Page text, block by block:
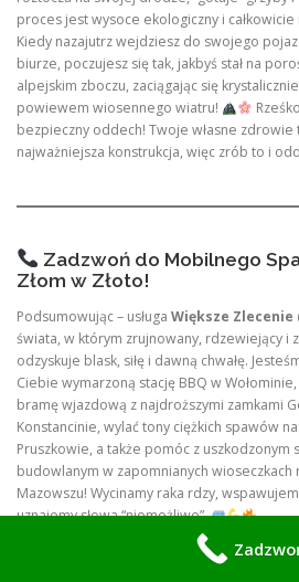
proces jest wysoce ekologiczny i
Kiedy nazajutrz wejdziesz do swojego
biurze, poczujesz się tak, jakbyś stał na
alpejskim zboczu, zaciągając się
powiewem wiosennego wiatru!
bezpieczny oddech! Twoje własne
najważniejsza konstrukcja, więc zrób to i
Zadzwoń do Mobilnego
Złom w Złoto!
Podsumowując – usługa Większe Zlecenie
świata, w którym zrujnowany, rdzewiejący i
odzyskuje blask, siłę i dawną chwałę.
Ciebie wymarzoną stację BBQ w
bramę wjazdową z najdroższymi zamkami
Konstancinie, wylać tony ciężkich spawów
Pruszkowie, a także pomóc z uszkodzonym
budowlanym w zapomnianych wioseczkach
Mazowszu! Wycinamy raka rdzy,
uznajemy słowa “niemożliwe”.
Kiedy potrzebujesz prawdziwych